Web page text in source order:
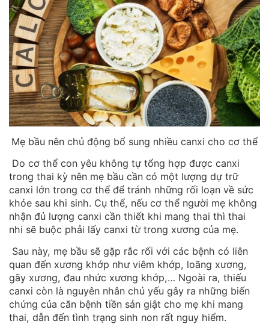
Mẹ bầu nên chủ động bổ sung nhiều canxi cho cơ thể
Do cơ thể con yêu không tự tổng hợp được canxi
trong thai kỳ nên mẹ bầu cần có một lượng dự trữ
canxi lớn trong cơ thể để tránh những rối loạn về sức
khỏe sau khi sinh. Cụ thể, nếu cơ thể người mẹ không
nhận đủ lượng canxi cần thiết khi mang thai thì thai
nhi sẽ buộc phải lấy canxi từ trong xương của mẹ.
Sau này, mẹ bầu sẽ gặp rắc rối với các bệnh có liên
quan đến xương khớp như viêm khớp, loãng xương,
gãy xương, đau nhức xương khớp,… Ngoài ra, thiếu
canxi còn là nguyên nhân chủ yếu gây ra những biến
chứng của căn bệnh tiền sản giật cho mẹ khi mang
thai, dẫn đến tình trạng sinh non rất nguy hiểm.